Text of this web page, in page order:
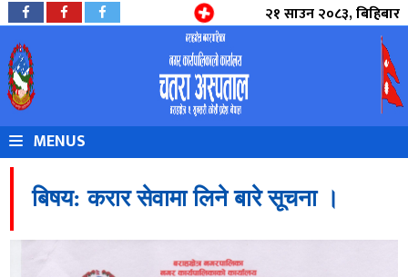
२१ साउन २०८३, बिहिबार
MENUS
बिषय: करार सेवामा लिने बारे सूचना ।